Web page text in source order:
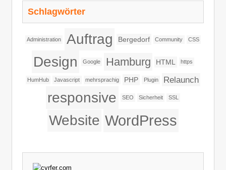
Schlagwörter
Administration Auftrag Bergedorf Community CSS
Design Google Hamburg HTML https
HumHub Javascript mehrsprachig PHP Plugin Relaunch
responsive SEO Sicherheit SSL
Website WordPress